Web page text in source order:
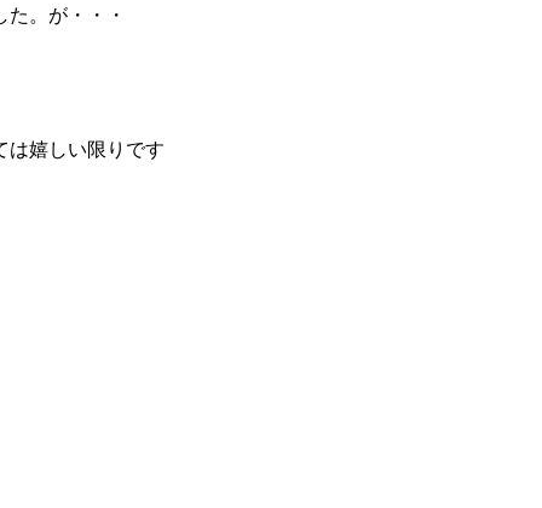
。が・・・
は嬉しい限りです